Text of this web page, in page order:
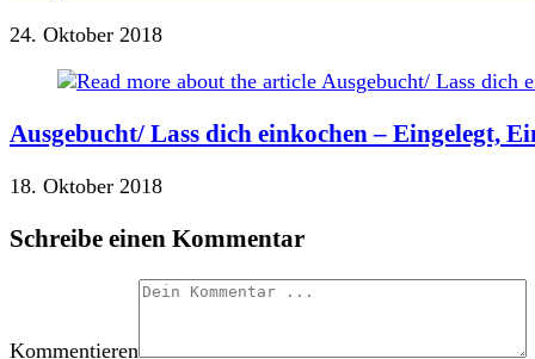
24. Oktober 2018
Ausgebucht/ Lass dich einkochen – Eingelegt,
18. Oktober 2018
Schreibe einen Kommentar
Kommentieren